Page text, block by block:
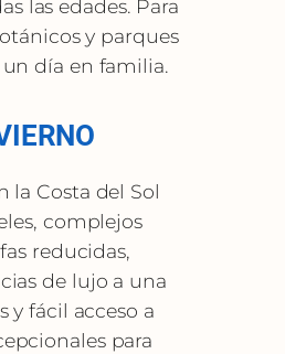
las edades. Para
y parques
día en familia.
la Costa del Sol
complejos
reducidas,
de lujo a una
y fácil acceso a
para